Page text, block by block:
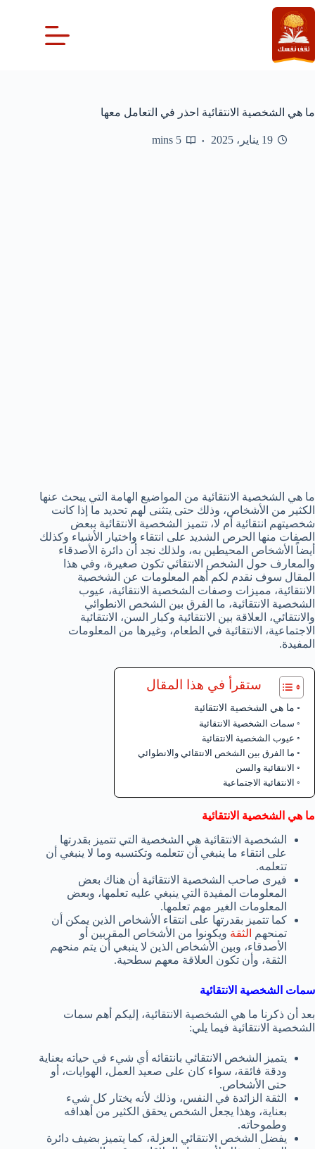
التجاوز
إلى
المحتوى
ما هي الشخصية الانتقائية احذر في التعامل معها
19 يناير، 2025 5 mins
ما هي الشخصية الانتقائية من المواضيع الهامة التي يبحث عنها
الكثير من الأشخاص، وذلك حتى يتثنى لهم تحديد ما إذا كانت
شخصيتهم انتقائية أم لا، تتميز الشخصية الانتقائية ببعض
الصفات منها الحرص الشديد على انتقاء واختيار الأشياء وكذلك
أيضاً الأشخاص المحيطين به، ولذلك نجد أن دائرة الأصدقاء
والمعارف حول الشخص الانتقائي تكون صغيرة، وفي هذا
المقال سوف نقدم لكم أهم المعلومات عن الشخصية
الانتقائية، مميزات وصفات الشخصية الانتقائية، عيوب
الشخصية الانتقائية، ما الفرق بين الشخص الانطوائي
والانتقائي، العلاقة بين الانتقائية وكبار السن، الانتقائية
الاجتماعية، الانتقائية في الطعام، وغيرها من المعلومات
المفيدة.
ستقرأ في هذا المقال
ما هي الشخصية الانتقائية
سمات الشخصية الانتقائية
عيوب الشخصية الانتقائية
ما الفرق بين الشخص الانتقائي والانطوائي
الانتقائية والسن
الانتقائية الاجتماعية
ما هي الشخصية الانتقائية
الشخصية الانتقائية هي الشخصية التي تتميز بقدرتها
على انتقاء ما ينبغي أن تتعلمه وتكتسبه وما لا ينبغي أن
تتعلمه.
فيرى صاحب الشخصية الانتقائية أن هناك بعض
المعلومات المفيدة التي ينبغي عليه تعلمها، وبعض
المعلومات الغير مهم تعلمها.
كما تتميز بقدرتها على انتقاء الأشخاص الذين يمكن أن
تمنحهم
الثقة ويكونوا من الأشخاص المقربين أو
الأصدقاء، وبين الأشخاص الذين لا ينبغي أن يتم منحهم
الثقة، وأن تكون العلاقة معهم سطحية.
سمات الشخصية الانتقائية
بعد أن ذكرنا ما هي الشخصية الانتقائية، إليكم أهم سمات
الشخصية الانتقائية فيما يلي:
يتميز الشخص الانتقائي بانتقائه أي شيء في حياته بعناية
ودقة فائقة، سواء كان على صعيد العمل، الهوايات، أو
حتى الأشخاص.
الثقة الزائدة في النفس، وذلك لأنه يختار كل شيء
بعناية، وهذا يجعل الشخص يحقق الكثير من أهدافه
وطموحاته.
يفضل الشخص الانتقائي العزلة، كما يتميز بضيف دائرة